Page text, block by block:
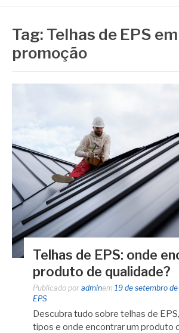
Tag: Telhas de EPS em
promoção
Telhas de EPS: onde
produto de qualidade?
Publicado por adminem 19 de setembro
EPS
Descubra tudo sobre telhas de
tipos e onde encontrar um produto